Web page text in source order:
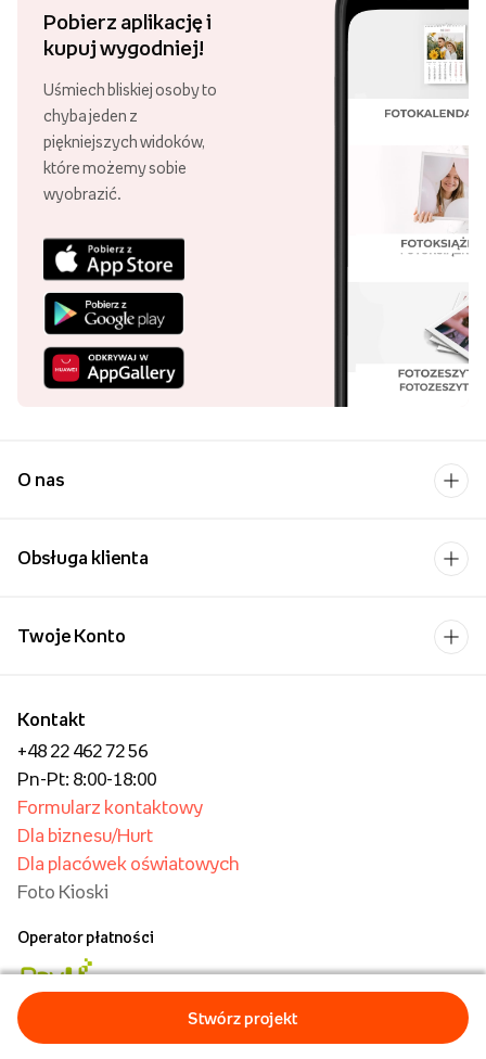
Darmowa dostawa
Złóż zamówienie za minimum 89zł
Swoje zamówienie możesz odebrać
w różnych punktach, w całej Polsce!
30 lat Empik Foto!
Lata doświadczenia są gwarancją
Uśmiech bliskiej osoby to
wyobrazić.